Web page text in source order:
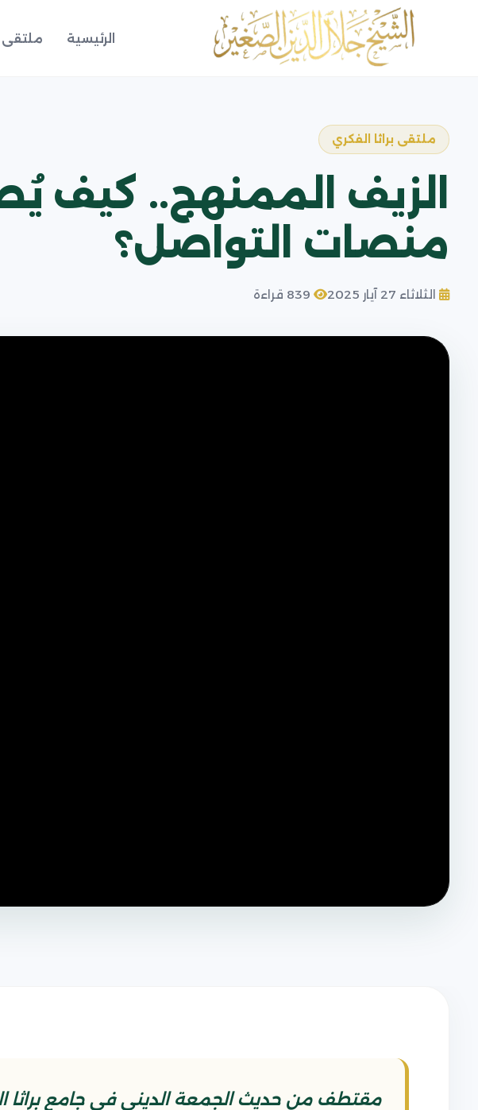
الرئيسية ملتقى
ملتقى براثا الفكري
الزيف الممنهج.. كيف
منصات التواصل؟
الثلاثاء 27 آيار 2025
مقتطف من حديث الجمعة الديني في جامع